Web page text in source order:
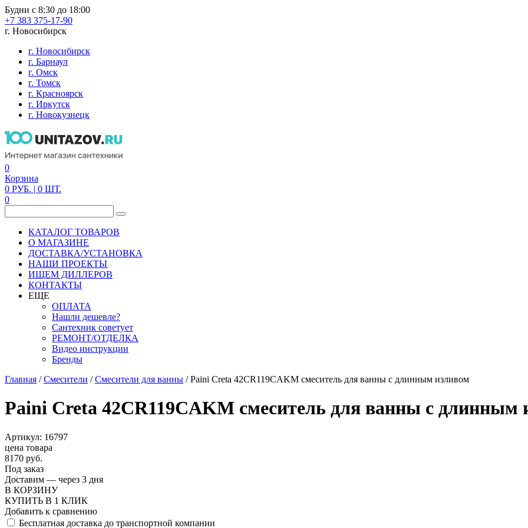
Будни с 8:30 до 18:00
+7 383 375-17-90
г. Новосибирск
г. Новосибирск
г. Барнаул
г. Омск
г. Томск
г. Красноярск
г. Иркутск
г. Новокузнецк
0
Корзина
0 РУБ. | 0 ШТ.
0
КАТАЛОГ ТОВАРОВ
О МАГАЗИНЕ
ДОСТАВКА/УСТАНОВКА
НАШИ ПРОЕКТЫ
ИЩЕМ ДИЛЛЕРОВ
КОНТАКТЫ
ЕЩЕ
ОПЛАТА
Нашли дешевле?
Сантехник советует
РЕМОНТ/ОТДЕЛКА
Видео инструкции
Бренды
Главная /Смесители /Смесители для ванны /Paini Creta 42CR119CAKM смеситель для ванны с длинным изливом
Paini Creta 42CR119CAKM смеситель для ванны с длинным
Артикул: 16797
цена товара
8170 руб.
Под заказ
Доставим — через 3 дня
В КОРЗИНУ
КУПИТЬ В 1 КЛИК
Добавить к сравнению
Бесплатная доставка до транспортной компании